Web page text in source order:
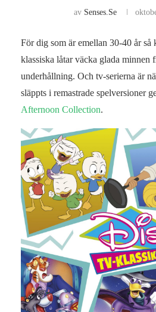
av Senses.se
För dig som är emellan 30-40 år så
klassiska låtar väcka glada minnen
underhållning. Och tv-serierna är
släppts i remastrade spelversioner
Afternoon Collection.